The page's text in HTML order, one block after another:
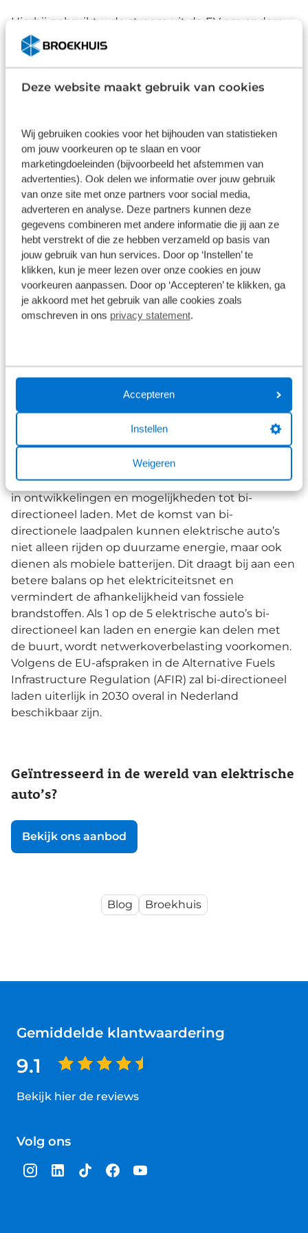
Deze website maakt gebruik van cookies
Wij gebruiken cookies voor het bijhouden van statistieken
om jouw voorkeuren op te slaan en voor
marketingdoeleinden (bijvoorbeeld het afstemmen van
advertenties). Ook delen we informatie over jouw gebruik
van onze site met onze partners voor social media,
adverteren en analyse. Deze partners kunnen deze
gegevens combineren met andere informatie die jij aan ze
hebt verstrekt of die ze hebben verzameld op basis van
jouw gebruik van hun services. Door op ‘Instellen’ te
klikken, kun je meer lezen over onze cookies en jouw
voorkeuren aanpassen. Door op ‘Accepteren’ te klikken, ga
je akkoord met het gebruik van alle cookies zoals
omschreven in ons privacy statement.
Accepteren
Instellen
Weigeren
Hierbij gebruikt u de stroom uit de EV om andere
apparaten of voertuigen van stroom te voorzien. Dit
kan handig zijn als je bijvoorbeeld op vakantie gaat
en je laptop of koelbox wilt opladen, of als je een
andere elektrische auto wilt helpen die met een
Hoe ziet de toekomst eruit?
De Nederlandse overheid heeft op dit moment een
‘pilot’ lopen als het gaat om bi-directioneel laden.
Dit houdt in dat ons land als één van de eersten bi-
directioneel laden uittest en loopt daarom voorop
in ontwikkelingen en mogelijkheden tot bi-
directioneel laden. Met de komst van bi-
directionele laadpalen kunnen elektrische auto’s
niet alleen rijden op duurzame energie, maar ook
dienen als mobiele batterijen. Dit draagt bij aan een
betere balans op het elektriciteitsnet en
vermindert de afhankelijkheid van fossiele
brandstoffen. Als 1 op de 5 elektrische auto’s bi-
directioneel kan laden en energie kan delen met
de buurt, wordt netwerkoverbelasting voorkomen.
Volgens de EU-afspraken in de Alternative Fuels
Infrastructure Regulation (AFIR) zal bi-directioneel
laden uiterlijk in 2030 overal in Nederland
beschikbaar zijn.
Geïntresseerd in de wereld van elektrische
auto’s?
Bekijk ons aanbod
Blog Broekhuis
Gemiddelde klantwaardering
9.1
Bekijk hier de reviews
van
sterren
Volg ons